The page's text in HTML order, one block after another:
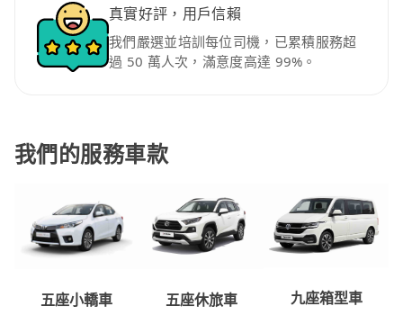
真實好評，用戶信賴
我們嚴選並培訓每位司機，已累積服務超
過 50 萬人次，滿意度高達 99%。
我們的服務車款
五座小轎車
五座休旅車
九座箱型車